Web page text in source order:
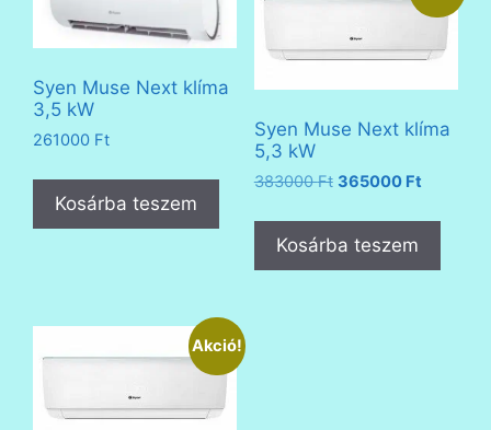
Syen Muse Next klíma
3,5 kW
261000 Ft
Kosárba teszem
Syen Muse Next klíma
5,3 kW
383000Ft Original
was:
383000 Ft.
365000 FtCurrent
is:
Kosárba teszem
Akció!